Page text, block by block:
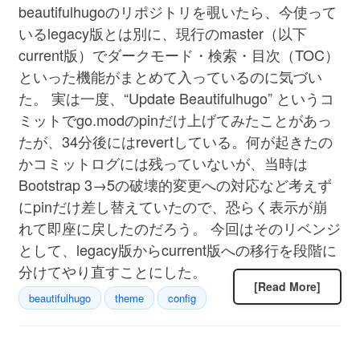
beautifulhugoのリポジトリを覗いたら、今使って
いるlegacy版とは別に、現行のmaster（以下
current版）でダークモード・検索・目次（TOC）
といった機能がまとめて入っているのに気づい
た。 実は一度、“Update Beautifulhugo” というコ
ミットでgo.modのpinだけ上げてみたことがあっ
たが、34分後にはrevertしている。何が起きたの
かコミットログには残っていないが、当時は
Bootstrap 3→5の破壊的変更への対応など考えず
にpinだけ差し替えていたので、恐らく表示が崩
れて即座に戻したのだろう。 今回はそのリベンジ
として、legacy版からcurrent版への移行を段階に
分けてやり直すことにした。
[Read More]
beautifulhugo theme config